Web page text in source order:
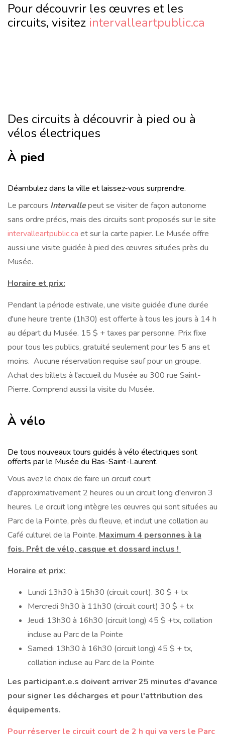
Pour découvrir les œuvres et les
circuits, visitez intervalleartpublic.ca
Des circuits à découvrir à pied ou à
vélos électriques
À pied
Déambulez dans la ville et laissez-vous surprendre.
Le parcours Intervallepeut se visiter de façon autonome
sans ordre précis, mais des circuits sont proposés sur le site
intervalleartpublic.ca et sur la carte papier. Le Musée offre
aussi une visite guidée à pied des œuvres situées près du
Musée.
Horaire et prix:
Pendant la période estivale, une visite guidée d'une durée
d'une heure trente (1h30) est offerte à tous les jours à 14 h
au départ du Musée. 15 $ + taxes par personne. Prix fixe
pour tous les publics, gratuité seulement pour les 5 ans et
moins. Aucune réservation requise sauf pour un groupe.
Achat des billets à l'accueil du Musée au 300 rue Saint-
Pierre. Comprend aussi la visite du Musée.
À vélo
De tous nouveaux tours guidés à vélo électriques sont
offerts par le Musée du Bas-Saint-Laurent.
Vous avez le choix de faire un circuit court
d'approximativement 2 heures ou un circuit long d'environ 3
heures. Le circuit long intègre les œuvres qui sont situées au
Parc de la Pointe, près du fleuve, et inclut une collation au
Café culturel de la Pointe. Maximum 4 personnes à la
fois. Prêt de vélo, casque et dossard inclus !
Horaire et prix:
Lundi 13h30 à 15h30 (circuit court). 30 $ + tx
Mercredi 9h30 à 11h30 (circuit court) 30 $ + tx
Jeudi 13h30 à 16h30 (circuit long) 45 $ +tx, collation
incluse au Parc de la Pointe
Samedi 13h30 à 16h30 (circuit long) 45 $ + tx,
collation incluse au Parc de la Pointe
Les participant.e.s doivent arriver 25 minutes d'avance
pour signer les décharges et pour l'attribution des
équipements.
Pour réserver le circuit court de 2 h qui va vers le Parc